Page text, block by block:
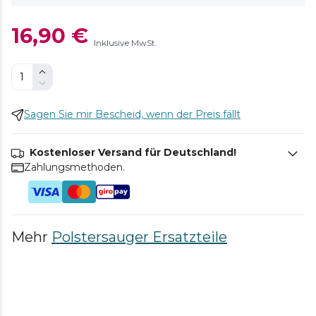
16,90 € Inklusive MwSt.
Sagen Sie mir Bescheid, wenn der Preis fällt
Kostenloser Versand für Deutschland!
Zahlungsmethoden.
Mehr Polstersauger Ersatzteile